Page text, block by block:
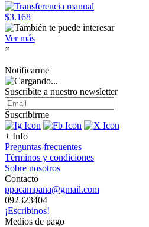
$3.168
Ver más
×
Notificarme
Suscribite a nuestro newsletter
Suscribirme
+ Info
Preguntas frecuentes
Términos y condiciones
Sobre nosotros
Contacto
ppacampana@gmail.com
092323404
¡Escribinos!
Medios de pago